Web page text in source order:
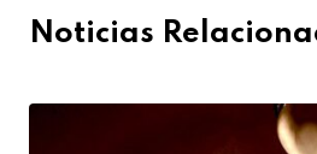
Noticias